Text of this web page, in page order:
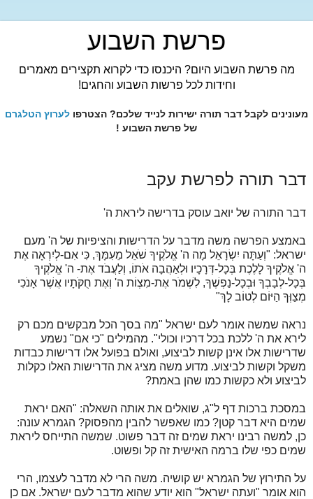
פרשת השבוע
מה פרשת השבוע היום? היכנסו כדי לקרוא תקצירים מאמרים
וחידות לכל פרשות השבוע והחגים!
מעונינים לקבל דבר תורה ישירות לנייד שלכם? הצטרפו לערוץ הטלגרם
של פרשת השבוע !
דבר תורה לפרשת עקב
דבר התורה של יואב עוסק בדרישה ליראת ה'
באמצע הפרשה משה מדבר על הדרישות והציפיות של ה' מעם
ישראל: "וְעַתָּה יִשְׂרָאֵל מָה ה' אֱלֹקֶיךָ שֹׁאֵל מֵעִמָּךְ, כִּי אִם-לְיִרְאָה אֶת
ה' אֱלֹקֶיךָ לָלֶכֶת בְּכָל-דְּרָכָיו וּלְאַהֲבָה אֹתוֹ, וְלַעֲבֹד אֶת- ה' אֱלֹקֶיךָ
בְּכָל-לְבָבְךָ וּבְכָל-נַפְשֶׁךָ, לִשְׁמֹר אֶת-מִצְוֹת ה' וְאֶת חֻקֹּתָיו אֲשֶׁר אָנֹכִי
מְצַוְּךָ הַיּוֹם לְטוֹב לָךְ"
נראה שמשה אומר לעם ישראל "מה בסך הכל מבקשים מכם רק
לירא את ה' ללכת בכל דרכיו וכולי". מהמילים "כי אם" נשמע
שדרישות אלו אינן קשות לביצוע, ואולם בפועל אלו דרישות כבדות
משקל וקשות לביצוע. מדוע משה מציג את הדרישות האלו כקלות
לביצוע ולא כקשות כמו שהן באמת?
במסכת ברכות דף ל"ג, שואלים את אותה השאלה: "האם יראת
שמים היא דבר קטן? כמו שאפשר להבין מהפסוק? הגמרא עונה:
כן, למשה רבינו יראת שמים זה דבר פשוט. שמשה התייחס ליראת
שמים כפי שלו ברמה האישית זה קל ופשוט.
על התירוץ של הגמרא יש קושיה. משה הרי לא מדבר לעצמו, הרי
הוא אומר "ועתה ישראל" הוא יודע שהוא מדבר לעם ישראל. אם כן